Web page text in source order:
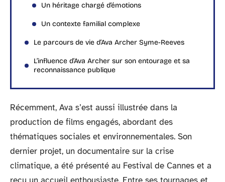
Un héritage chargé d’émotions
Un contexte familial complexe
Le parcours de vie d’Ava Archer Syme-Reeves
L’influence d’Ava Archer sur son entourage et sa
reconnaissance publique
Récemment, Ava s’est aussi illustrée dans la
production de films engagés, abordant des
thématiques sociales et environnementales. Son
dernier projet, un documentaire sur la crise
climatique, a été présenté au Festival de Cannes et a